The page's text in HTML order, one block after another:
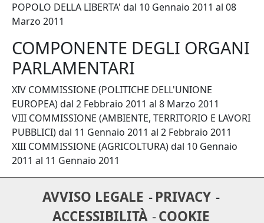
POPOLO DELLA LIBERTA' dal 10 Gennaio 2011 al 08
Marzo 2011
COMPONENTE DEGLI ORGANI
PARLAMENTARI
XIV COMMISSIONE (POLITICHE DELL'UNIONE
EUROPEA)dal 2 Febbraio 2011 al 8 Marzo 2011
VIII COMMISSIONE (AMBIENTE, TERRITORIO E LAVORI
PUBBLICI)dal 11 Gennaio 2011 al 2 Febbraio 2011
XIII COMMISSIONE (AGRICOLTURA)dal 10 Gennaio
2011 al 11 Gennaio 2011
AVVISO LEGALE
PRIVACY
ACCESSIBILITÀ
COOKIE